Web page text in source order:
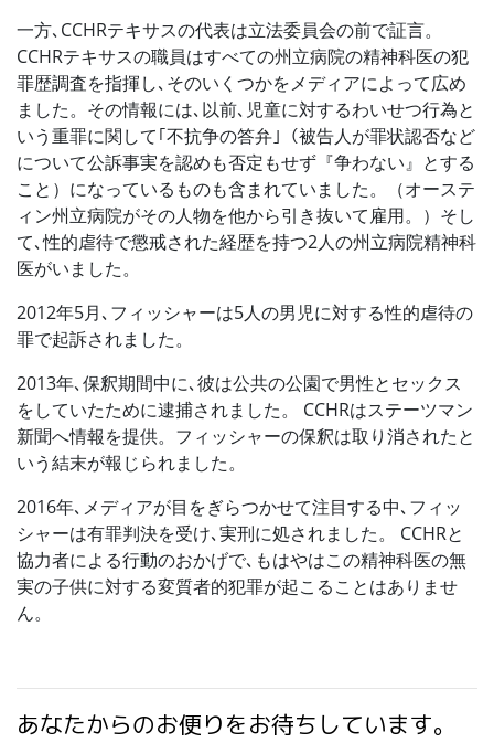
一方､CCHRテキサスの代表は立法委員会の前で証言。
CCHRテキサスの職員はすべての州立病院の精神科医の犯
罪歴調査を指揮し､そのいくつかをメディアによって広め
ました。その情報には､以前､児童に対するわいせつ行為と
いう重罪に関して｢不抗争の答弁｣（被告人が罪状認否など
について公訴事実を認めも否定もせず『争わない』とする
こと）になっているものも含まれていました。（オーステ
ィン州立病院がその人物を他から引き抜いて雇用。）そし
て､性的虐待で懲戒された経歴を持つ2人の州立病院精神科
医がいました。
2012年5月､フィッシャーは5人の男児に対する性的虐待の
罪で起訴されました。
2013年､保釈期間中に､彼は公共の公園で男性とセックス
をしていたために逮捕されました。 CCHRはステーツマン
新聞へ情報を提供。フィッシャーの保釈は取り消されたと
いう結末が報じられました。
2016年､メディアが目をぎらつかせて注目する中､フィッ
シャーは有罪判決を受け､実刑に処されました。 CCHRと
協力者による行動のおかげで､もはやはこの精神科医の無
実の子供に対する変質者的犯罪が起こることはありませ
ん。
あなたからのお便りをお待ちしています。